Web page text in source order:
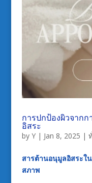
การปกป้องผิวจาก
อิสระ
by Y| Jan 8, 2025 |
สารต้านอนุมูลอิสระใ
สภาพ